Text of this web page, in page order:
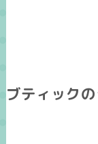
ブティック